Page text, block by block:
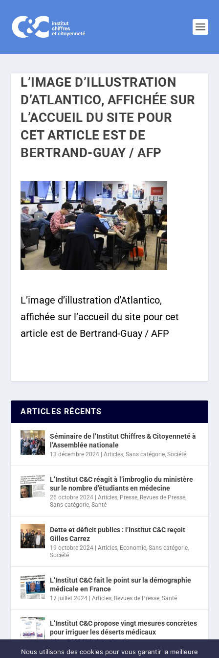
L’IMAGE D’ILLUSTRATION
D’ATLANTICO, AFFICHÉE SUR
L’ACCUEIL DU SITE POUR
CET ARTICLE EST DE
BERTRAND-GUAY / AFP
L’image d’illustration d’Atlantico,
affichée sur l’accueil du site pour cet
article est de Bertrand-Guay / AFP
ARTICLES RÉCENTS
Séminaire de l’Institut Chiffres & Citoyenneté à
l’Assemblée nationale
13 décembre 2024 |Articles,Sans catégorie,Société
L’Institut C&C réagit à l’imbroglio du ministère
sur le nombre d’étudiants en médecine
26 octobre 2024 |Articles, Presse, Revues de Presse,
Sans catégorie,Santé
Dette et déficit publics : l’Institut C&C reçoit
Gilles Carrez
19 octobre 2024 |Articles, Economie,Sans catégorie,
Société
L’Institut C&C fait le point sur la démographie
médicale en France
17 juillet 2024 |Articles, Revues de Presse,Santé
L’Institut C&C propose vingt mesures concrètes
pour irriguer les déserts médicaux
14 avril 2024|Articles,Santé
Nous utilisons des cookies pour vous garantir la meilleure